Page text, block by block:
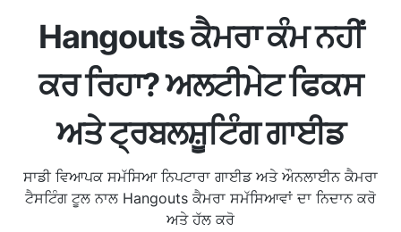
Hangouts ਕੈਮਰਾ ਕੰਮ ਨਹੀਂ
ਕਰ ਰਿਹਾ? ਅਲਟੀਮੇਟ ਫਿਕਸ
ਅਤੇ ਟ੍ਰਬਲਸ਼ੂਟਿੰਗ ਗਾਈਡ
ਸਾਡੀ ਵਿਆਪਕ ਸਮੱਸਿਆ ਨਿਪਟਾਰਾ ਗਾਈਡ ਅਤੇ ਔਨਲਾਈਨ ਕੈਮਰਾ
ਟੈਸਟਿੰਗ ਟੂਲ ਨਾਲ Hangouts ਕੈਮਰਾ ਸਮੱਸਿਆਵਾਂ ਦਾ ਨਿਦਾਨ ਕਰੋ
ਅਤੇ ਹੱਲ ਕਰੋ